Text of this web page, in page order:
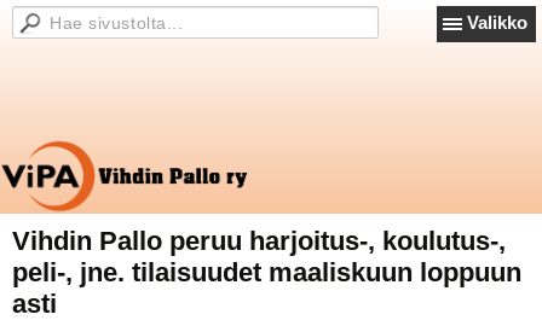
Valikko
Vihdin Pallo peruu harjoitus-, koulutus-,
peli-, jne. tilaisuudet maaliskuun loppuun
asti